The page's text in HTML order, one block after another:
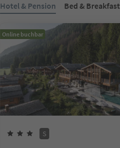
Hotel & Pension Bed & Breakfast
Online buchbar
S